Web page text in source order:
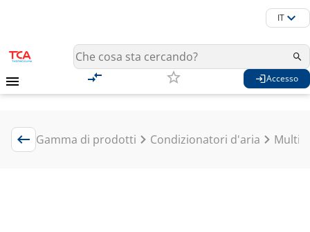
IT
Accesso
Gamma di prodotti Condizionatori d'aria